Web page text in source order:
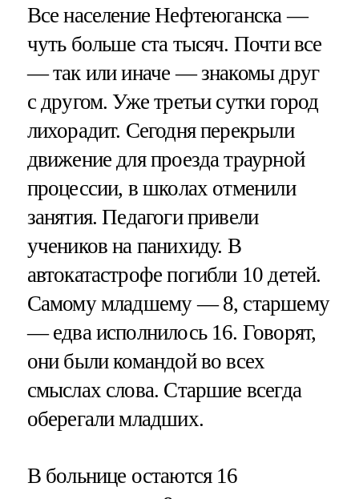
Все население Нефтеюганска —
чуть больше ста тысяч. Почти все
— так или иначе — знакомы друг
с другом. Уже третьи сутки город
лихорадит. Сегодня перекрыли
движение для проезда траурной
процессии, в школах отменили
занятия. Педагоги привели
учеников на панихиду. В
автокатастрофе погибли 10 детей.
Самому младшему — 8, старшему
— едва исполнилось 16. Говорят,
они были командой во всех
смыслах слова. Старшие всегда
оберегали младших.
В больнице остаются 16